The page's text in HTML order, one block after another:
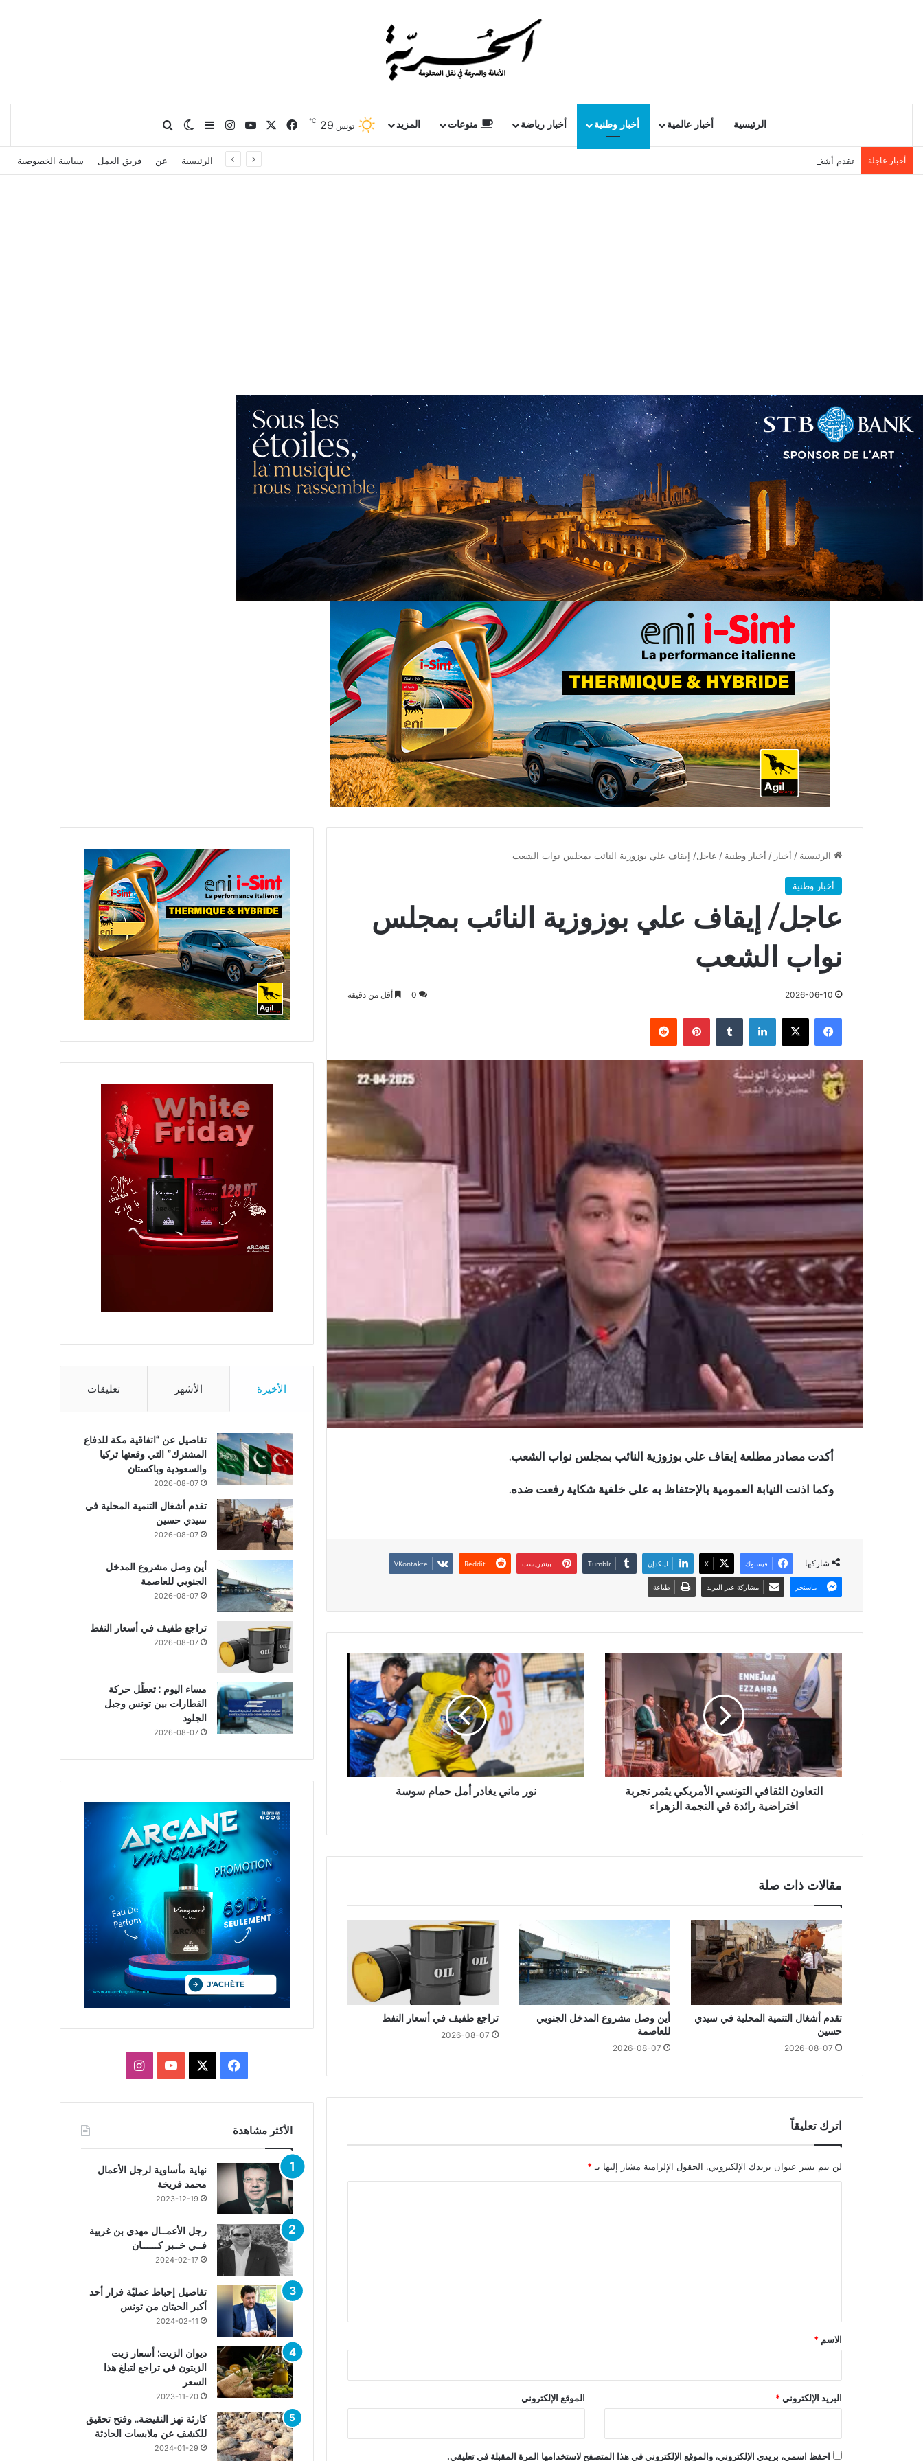
الرئيسية أخبار عالمية أخبار وطنية أخبار رياضة منوعات المزيد تونس 29
℃ فيسبوك يوتيوبانستقرامإضافة عمود جانبي
الوضع المظلم
بحث عن
أخبار عاجلة تقدم أشغال التنمية المحلية في سيدي حسين الرئيسية عن فريق العمل سياسة الخصوصية
الرئيسية / أخبار / أخبار وطنية / عاجل/ إيقاف علي بوزوزية النائب بمجلس نواب الشعب
أخبار وطنية
عاجل/ إيقاف علي بوزوزية النائب بمجلس
نواب الشعب
2026-06-10
0 أقل من دقيقة
فيسبوك X لينكدإن بينتيريست
أكدت مصادر مطلعة إيقاف علي بوزوزية النائب بمجلس نواب الشعب.
وكما اذنت النيابة العمومية بالإحتفاظ به على خلفية شكاية رفعت ضده.
شاركها فيسبوك X لينكدإن بينتيريست
ماسنجر مشاركة عبر البريد طباعة
التعاون الثقافي التونسي الأمريكي يثمر تجربة
افتراضية رائدة في النجمة الزهراء
نور ماني يغادر أمل حمام سوسة
مقالات ذات صلة
تقدم أشغال التنمية المحلية في سيدي
حسين
2026-08-07
أين وصل مشروع المدخل الجنوبي
للعاصمة
2026-08-07
تراجع طفيف في أسعار النفط
2026-08-07
اترك تعليقاً
لن يتم نشر عنوان بريدك الإلكتروني. الحقول الإلزامية مشار إليها بـ*
*
الاسم *
البريد الإلكتروني* الموقع الإلكتروني
احفظ اسمي، بريدي الإلكتروني، والموقع الإلكتروني في هذا المتصفح لاستخدامها المرة المقبلة في تعليقي.
الأخيرة الأشهر تعليقات
تفاصيل عن “اتفاقية مكة للدفاع
المشترك” التي وقعتها تركيا
والسعودية وباكستان
2026-08-07
تقدم أشغال التنمية المحلية في
سيدي حسين
2026-08-07
أين وصل مشروع المدخل
الجنوبي للعاصمة
2026-08-07
تراجع طفيف في أسعار النفط
2026-08-07
مساء اليوم : تعطّل حركة
القطارات بين تونس وجبل
الجلود
2026-08-07
فيسبوك يوتيوبانستقرام
الأكثر مشاهدة
نهاية مأساوية لرجل الأعمال
محمد فريخة
2023-12-19
رجل الأعمــال مهدي بن غربية
فــي خــبر كــــــان
2024-02-17
تفاصيل إحباط عمليّة فرار أحد
أكبر الحيتان من تونس
2024-02-11
ديوان الزيت: أسعار زيت
الزيتون في تراجع لتبلغ هذا
السعر
2023-11-20
كارثة تهز النفيضة.. وفتح تحقيق
للكشف عن ملابسات الحادثة
2024-01-29